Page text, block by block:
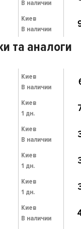
В наличии
Киев
В наличии
та аналоги
Киев
В наличии
Киев
1 дн.
Киев
В наличии
Киев
1 дн.
Киев
1 дн.
Киев
В наличии